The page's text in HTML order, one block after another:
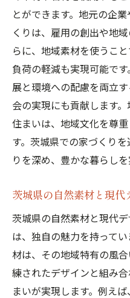
とができます。地元の企
くりは、雇用の創出や地
らに、地域素材を使うこ
負荷の軽減も実現可能で
展と環境への配慮を両立
会の実現にも貢献します
住まいは、地域文化を尊
す。茨城県での家づくり
りを深め、豊かな暮らしを
茨城県の自然素材と現代
茨城県の自然素材と現代
は、独自の魅力を持って
材は、その地域特有の風
練されたデザインと組み
まいが実現します。例え